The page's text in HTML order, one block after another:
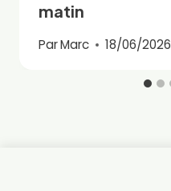
matin
ParMarc 18/06/2026